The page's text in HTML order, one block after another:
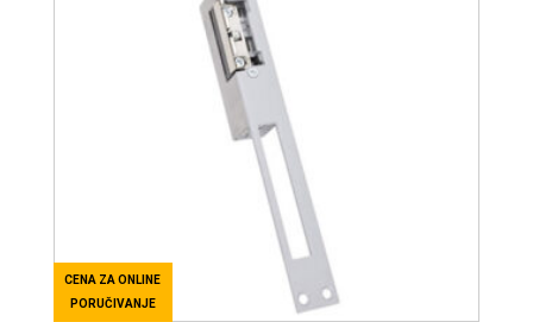
CENA ZA ONLINE
PORUČIVANJE